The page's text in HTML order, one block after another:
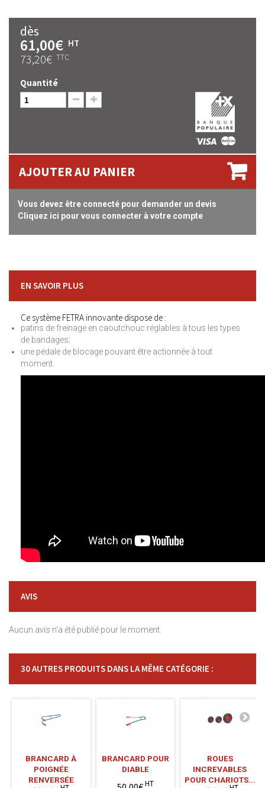
dès
61,00€ HT
73,20€ TTC
Quantité
AJOUTER AU PANIER
Vous devez être connecté pour demander un devis
Cliquez ici pour vous connecter à votre compte
EN SAVOIR PLUS
Ce système FETRA innovante dispose de :
patins de freinage en caoutchouc réglables à tous les types
de bandages;
une pédale de blocage pouvant être actionnée à tout
moment.
AVIS
Aucun avis n'a été publié pour le moment.
30 AUTRES PRODUITS DANS LA MÊME CATÉGORIE :
BRANCARD À
POIGNÉE
RENVERSÉE
BRANCARD POUR
DIABLE
HT
ROUES
INCREVABLES
POUR CHARIOTS...